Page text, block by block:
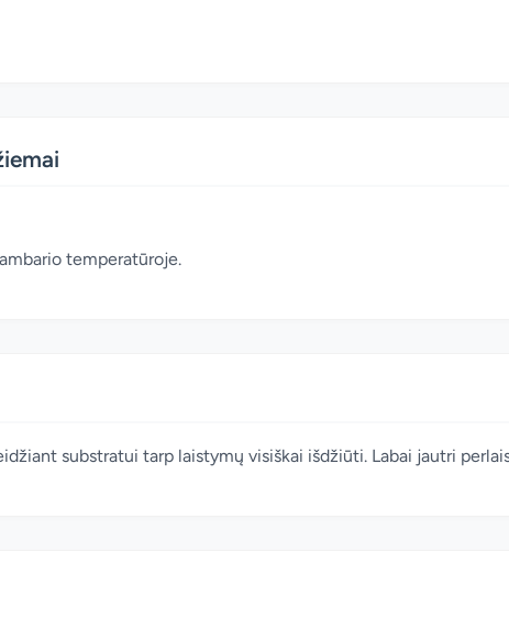
temperatūroje.
substratui tarp laistymų visiškai išdžiūti. Labai jautri